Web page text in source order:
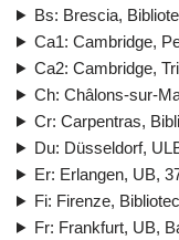
Bs: Brescia,
Ca1: Cambridge,
Ca2: Cambridge,
Ch: Châlons-sur-
Cr: Carpentras,
Du: Düsseldorf,
Er: Erlangen, UB,
Fi: Firenze,
Fr: Frankfurt, UB,